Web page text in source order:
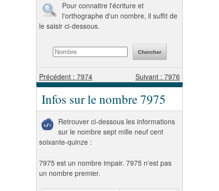
Pour connaitre l'écriture et
l'orthographe d'un nombre, il suffit de
le saisir ci-dessous.
Précédent : 7974 Suivant : 7976
Infos sur le nombre 7975
Retrouver ci-dessous les informations
sur le nombre sept mille neuf cent
soixante-quinze :
7975 est un nombre impair. 7975 n'est pas
un nombre premier.